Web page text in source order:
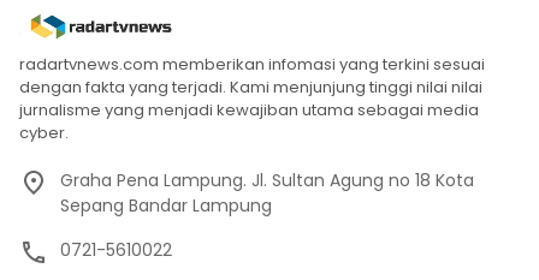
radartvnews.com memberikan infomasi yang terkini sesuai
dengan fakta yang terjadi. Kami menjunjung tinggi nilai nilai
jurnalisme yang menjadi kewajiban utama sebagai media
cyber.
Graha Pena Lampung. Jl. Sultan Agung no 18 Kota
Sepang Bandar Lampung
0721-5610022